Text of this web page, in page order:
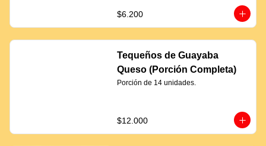
$6.200
Tequeños de Guayaba
Queso (Porción Completa)
Porción de 14 unidades.
$12.000